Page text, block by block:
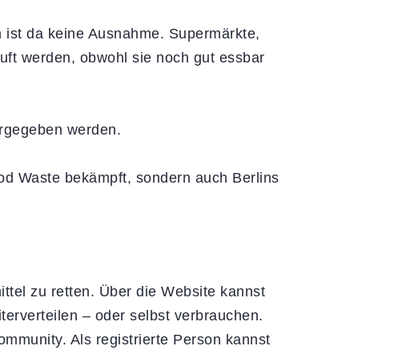
da keine Ausnahme. Supermärkte,
werden, obwohl sie noch gut essbar
werden.
Waste bekämpft, sondern auch Berlins
zu retten. Über die Website kannst
– oder selbst verbrauchen.
Als registrierte Person kannst